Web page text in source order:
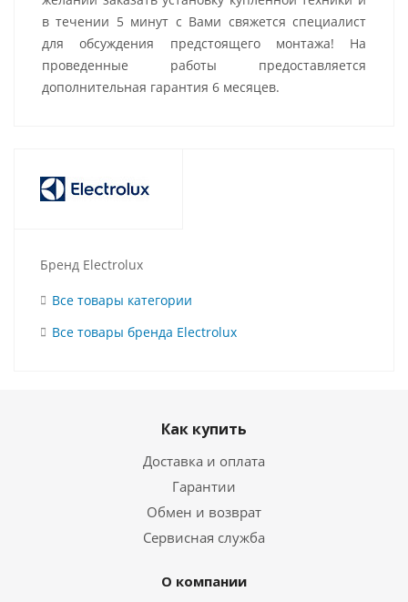
в течении 5 минут с Вами свяжется специалист
для обсуждения предстоящего монтажа! На
проведенные работы предоставляется
дополнительная гарантия 6 месяцев.
Бренд Electrolux
Все товары категории
Все товары бренда Electrolux
Как купить
Доставка и оплата
Гарантии
Обмен и возврат
Сервисная служба
О компании